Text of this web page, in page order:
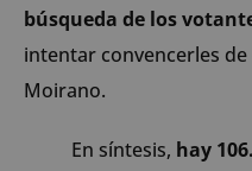
búsqueda de los
intentar convencerles
Moirano.
En síntesis, hay